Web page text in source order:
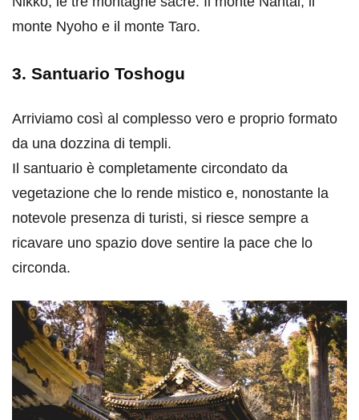
monte Nyoho e il monte Taro.
3. Santuario Toshogu
Arriviamo così al complesso vero e proprio formato
da una dozzina di templi.
Il santuario è completamente circondato da
vegetazione che lo rende mistico e, nonostante la
notevole presenza di turisti, si riesce sempre a
ricavare uno spazio dove sentire la pace che lo
circonda.